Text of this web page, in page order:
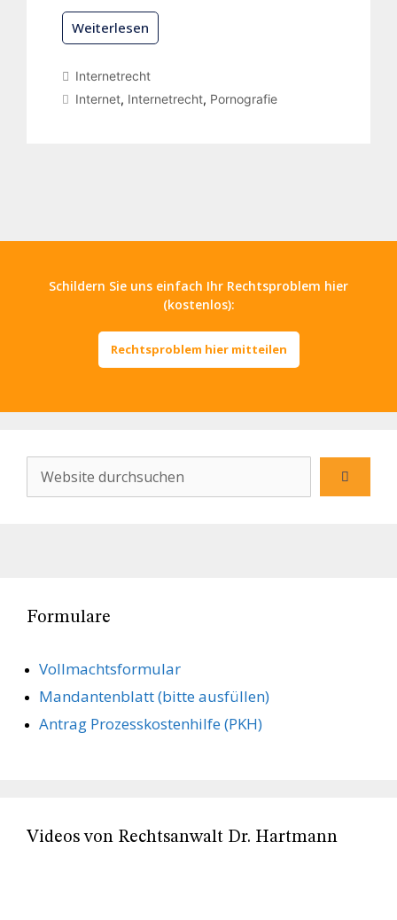
Weiterlesen
Internetrecht
Internet, Internetrecht, Pornografie
Schildern Sie uns einfach Ihr Rechtsproblem hier
(kostenlos):
Rechtsproblem hier mitteilen
Formulare
Vollmachts­formular
Mandanten­blatt (bitte ausfüllen)
Antrag Prozesskostenhilfe (PKH)
Videos von Rechtsanwalt Dr. Hartmann